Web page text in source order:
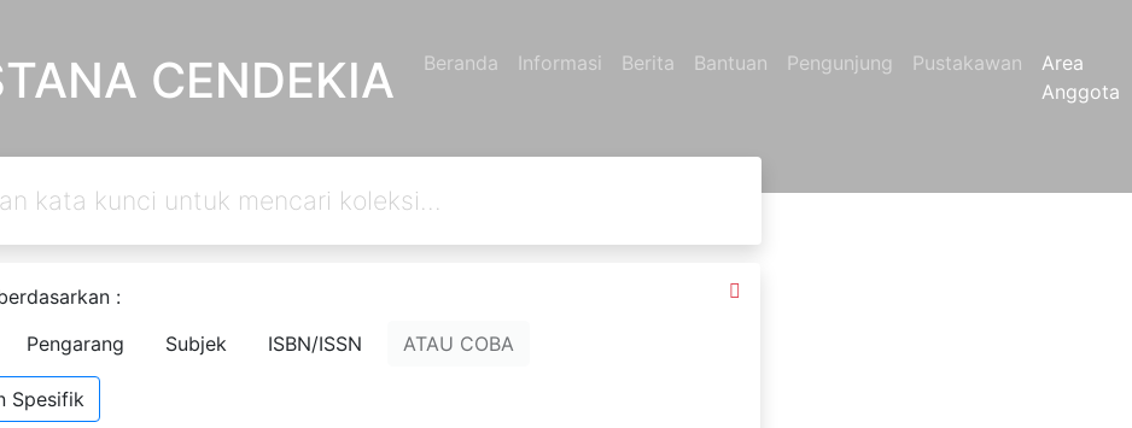
CENDEKIA Beranda Informasi Berita Bantuan Pengunjung Pustakawan
Area
Anggota
:
Pengarang Subjek ISBN/ISSN ATAU COBA
Spesifik
diberikan oleh administrator sistem perpustakaan.